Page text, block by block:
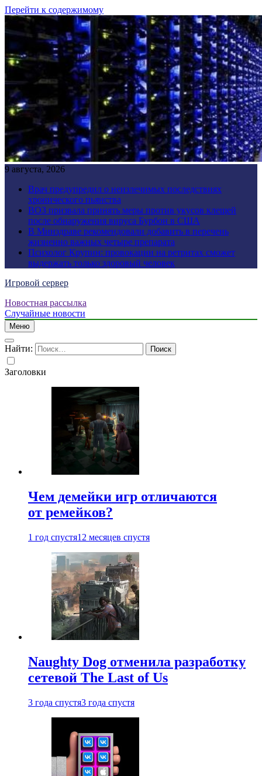
Перейти к содержимому
9 августа, 2026
Врач предупредил о неизлечимых последствиях
хронического пьянства
ВОЗ призвала принять меры против укусов клещей
после обнаружения вируса Бурбон в США
В Минздраве рекомендовали добавить в перечень
жизненно важных четыре препарата
Психолог Крупин: провокации на ретритах сможет
выдержать только здоровый человек
Игровой сервер
Новостная рассылка
Случайные новости
Меню
Найти:
Заголовки
Чем демейки игр отличаются
от ремейков?
1 год спустя12 месяцев спустя
Naughty Dog отменила разработку
сетевой The Last of Us
3 года спустя3 года спустя